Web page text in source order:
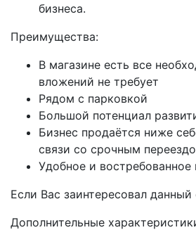
бизнеса.
Преимущества:
В магазине есть все
вложений не требует
Рядом с парковкой
Большой потенциал
Бизнес продаётся ниже
связи со срочным
Удобное и востребованное
Если Вас заинтересовал
Дополнительные